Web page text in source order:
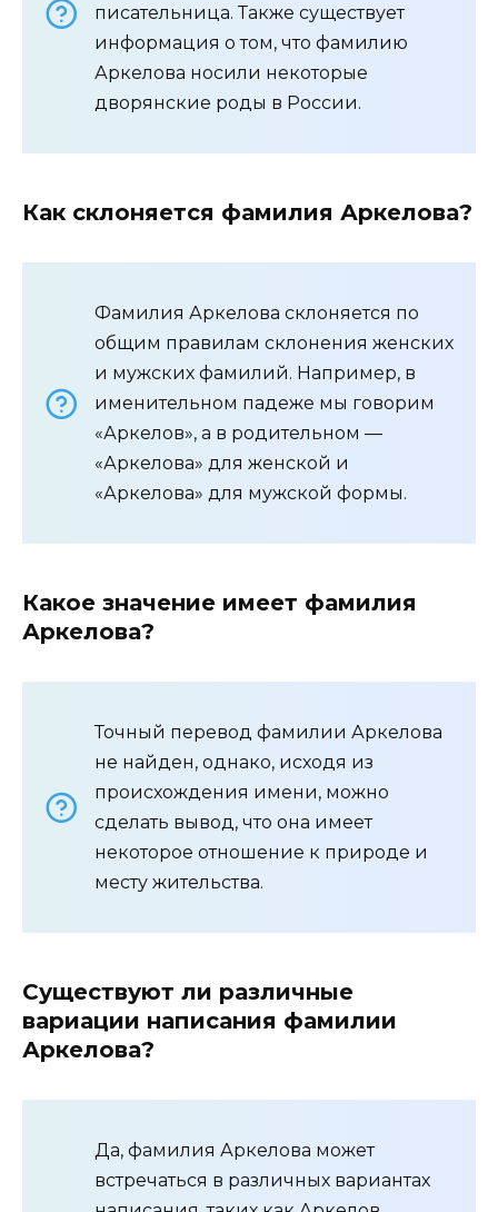
писательница. Также существует
информация о том, что фамилию
Аркелова носили некоторые
дворянские роды в России.
Как склоняется фамилия Аркелова?
Фамилия Аркелова склоняется по
общим правилам склонения женских
и мужских фамилий. Например, в
именительном падеже мы говорим
«Аркелов», а в родительном —
«Аркелова» для женской и
«Аркелова» для мужской формы.
Какое значение имеет фамилия
Аркелова?
Точный перевод фамилии Аркелова
не найден, однако, исходя из
происхождения имени, можно
сделать вывод, что она имеет
некоторое отношение к природе и
месту жительства.
Существуют ли различные
вариации написания фамилии
Аркелова?
Да, фамилия Аркелова может
встречаться в различных вариантах